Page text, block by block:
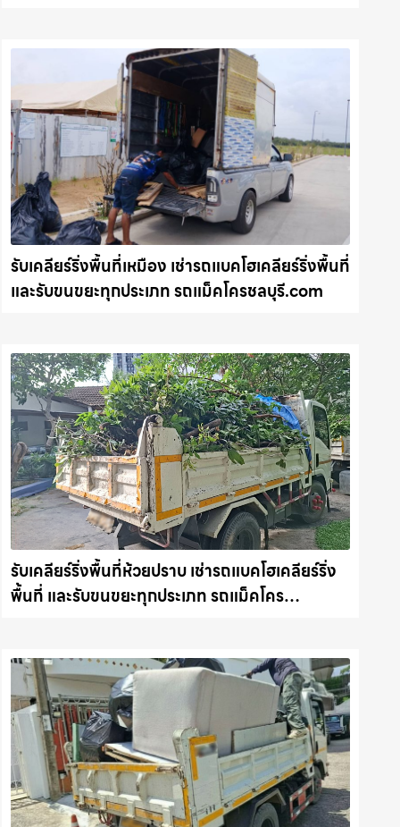
รับเคลียร์ริ่งพื้นที่เหมือง เช่ารถแบคโฮเคลียร์ริ่งพื้นที่
และรับขนขยะทุกประเภท รถแม็คโครชลบุรี.com
รับเคลียร์ริ่งพื้นที่ห้วยปราบ เช่ารถแบคโฮเคลียร์ริ่ง
พื้นที่ และรับขนขยะทุกประเภท รถแม็คโคร